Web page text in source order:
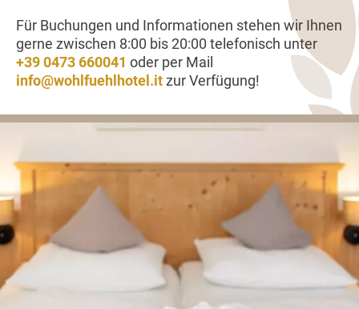
Für Buchungen und Informationen stehen wir Ihnen
gerne zwischen 8:00 bis 20:00 telefonisch unter
+39 0473 660041 oder per Mail
info@wohlfuehlhotel.it zur Verfügung!